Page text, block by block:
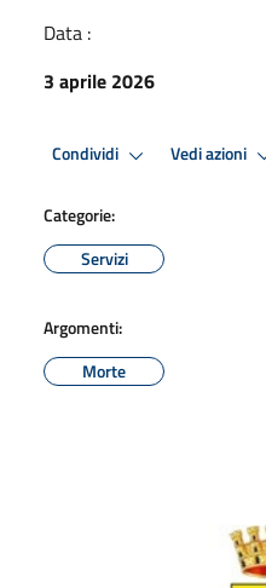
Data :
3 aprile 2026
Condividi Vedi azioni
Categorie:
Servizi
Argomenti:
Morte